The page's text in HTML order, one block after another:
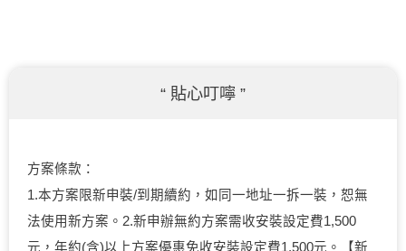
“ 貼心叮嚀 ”
方案條款：
1.本方案限新申裝/到期續約，如同一地址一拆一裝，恕無
法使用新方案。2.新申辦無約方案需收安裝設定費1,500
元，年約(含)以上方案優惠免收安裝設定費1,500元。【新